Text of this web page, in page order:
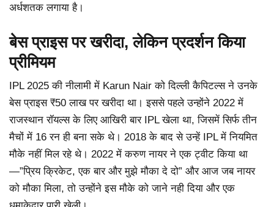
अर्धशतक लगाया है।
बेस प्राइस पर खरीदा, लेकिन प्रदर्शन किया
प्रीमियम
IPL 2025 की नीलामी में Karun Nair को दिल्ली कैपिटल्स ने उनके
बेस प्राइस ₹50 लाख पर खरीदा था। इससे पहले उन्होंने 2022 में
राजस्थान रॉयल्स के लिए आखिरी बार IPL खेला था, जिसमें सिर्फ तीन
मैचों में 16 रन ही बना सके थे। 2018 के बाद से उन्हें IPL में नियमित
मौके नहीं मिल रहे थे। 2022 में करुण नायर ने एक ट्वीट किया था
—”प्रिय क्रिकेट, एक बार और मुझे मौका दे दो” और आज जब नायर
को मौका मिला, तो उन्होंने इस मौके को जाने नही दिया और एक